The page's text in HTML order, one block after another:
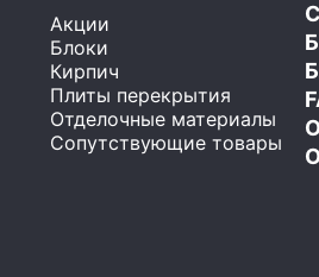
Акции
Блоки
Кирпич
Плиты перекрытия
Отделочные материалы
Сопутствующие товары